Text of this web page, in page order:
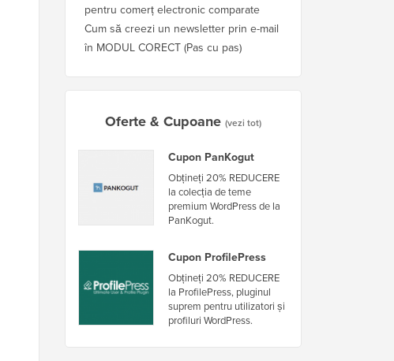
pentru comerț electronic comparate
Cum să creezi un newsletter prin e-mail
în MODUL CORECT (Pas cu pas)
Oferte & Cupoane (vezi tot)
Cupon PanKogut
Obțineți 20% REDUCERE
la colecția de teme
premium WordPress de la
PanKogut.
Cupon ProfilePress
Obțineți 20% REDUCERE
la ProfilePress, pluginul
suprem pentru utilizatori și
profiluri WordPress.